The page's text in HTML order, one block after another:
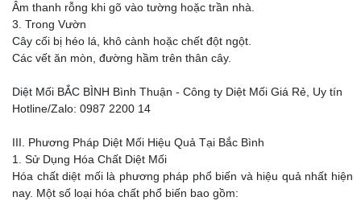
Âm thanh rỗng khi gõ vào tường hoặc trần nhà.
3. Trong Vườn
Cây cối bị héo lá, khô cành hoặc chết đột ngột.
Các vết ăn mòn, đường hầm trên thân cây.
Diệt Mối BẮC BÌNH Bình Thuận - Công ty Diệt Mối Giá Rẻ, Uy tín
Hotline/Zalo: 0987 2200 14
III. Phương Pháp Diệt Mối Hiệu Quả Tại Bắc Bình
1. Sử Dụng Hóa Chất Diệt Mối
Hóa chất diệt mối là phương pháp phổ biến và hiệu quả nhất hiện
nay. Một số loại hóa chất phổ biến bao gồm: